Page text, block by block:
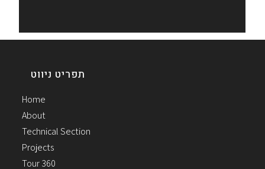
תפריט ניווט
Home
About
Technical Section
Projects
Tour 360